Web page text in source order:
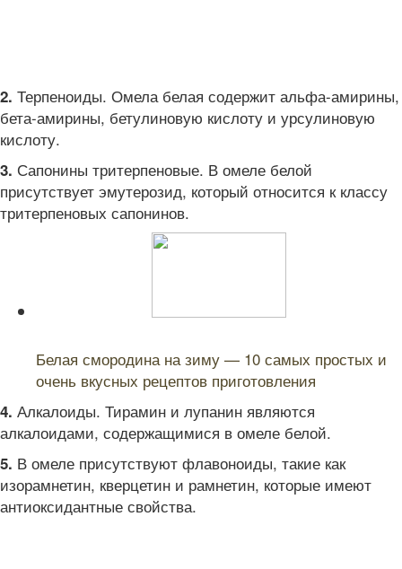
2. Терпеноиды. Омела белая содержит альфа-амирины,
бета-амирины, бетулиновую кислоту и урсулиновую
кислоту.
3. Сапонины тритерпеновые. В омеле белой
присутствует эмутерозид, который относится к классу
тритерпеновых сапонинов.
Белая смородина на зиму — 10 самых простых и
очень вкусных рецептов приготовления
4. Алкалоиды. Тирамин и лупанин являются
алкалоидами, содержащимися в омеле белой.
5. В омеле присутствуют флавоноиды, такие как
изорамнетин, кверцетин и рамнетин, которые имеют
антиоксидантные свойства.